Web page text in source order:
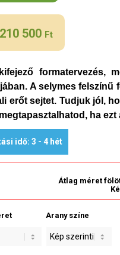
210 500 Ft
formatervezés,
A selymes felszínű
erőt sejtet. Tudjuk jól,
ha
idő: 3 - 4 hét
Átlag méret
Arany színe